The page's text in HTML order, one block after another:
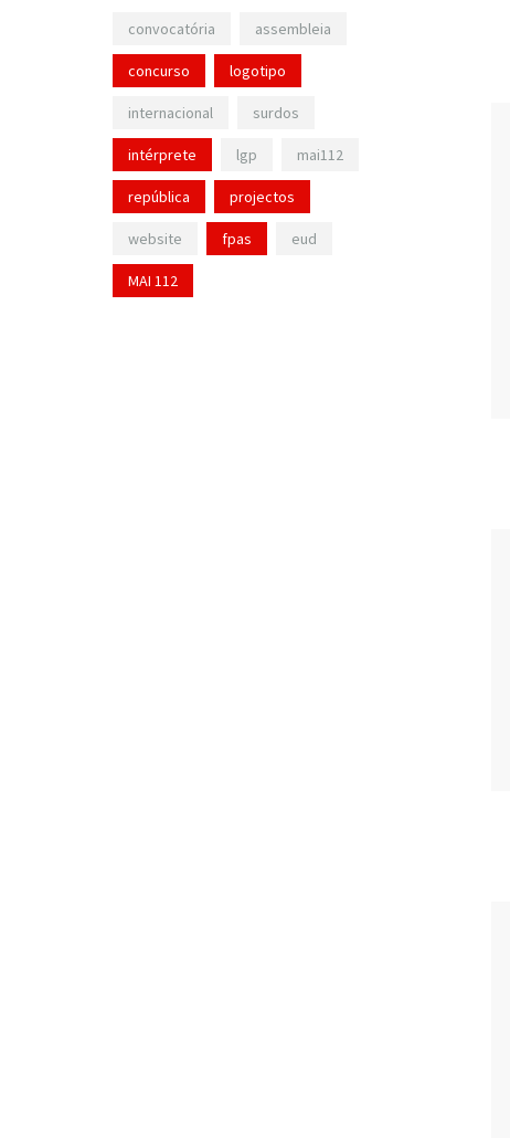
convocatória assembleia
concurso logotipo
internacional surdos
intérprete lgp mai112
república projectos
website fpas eud
MAI 112